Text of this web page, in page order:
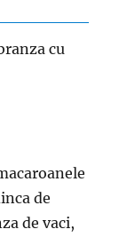
cu
de
de vaci,